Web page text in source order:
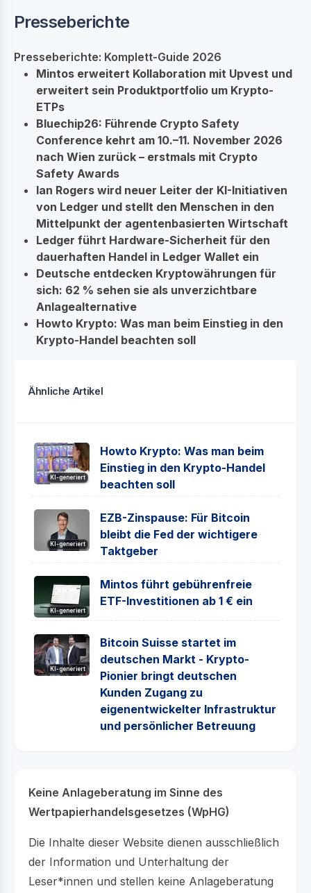
Presseberichte
Presseberichte: Komplett-Guide 2026
Mintos erweitert Kollaboration mit Upvest und
erweitert sein Produktportfolio um Krypto-
ETPs
Bluechip26: Führende Crypto Safety
Conference kehrt am 10.–11. November 2026
nach Wien zurück – erstmals mit Crypto
Safety Awards
Ian Rogers wird neuer Leiter der KI-Initiativen
von Ledger und stellt den Menschen in den
Mittelpunkt der agentenbasierten Wirtschaft
Ledger führt Hardware-Sicherheit für den
dauerhaften Handel in Ledger Wallet ein
Deutsche entdecken Kryptowährungen für
sich: 62 % sehen sie als unverzichtbare
Anlagealternative
Howto Krypto: Was man beim Einstieg in den
Krypto-Handel beachten soll
Ähnliche Artikel
KI-generiert
Howto Krypto: Was man beim
Einstieg in den Krypto-Handel
beachten soll
KI-generiert
EZB-Zinspause: Für Bitcoin
bleibt die Fed der wichtigere
Taktgeber
KI-generiert
Mintos führt gebührenfreie
ETF-Investitionen ab 1 € ein
KI-generiert
Bitcoin Suisse startet im
deutschen Markt - Krypto-
Pionier bringt deutschen
Kunden Zugang zu
eigenentwickelter Infrastruktur
und persönlicher Betreuung
Keine Anlageberatung im Sinne des
Wertpapierhandelsgesetzes (WpHG)
Die Inhalte dieser Website dienen ausschließlich
der Information und Unterhaltung der
Leser*innen und stellen keine Anlageberatung